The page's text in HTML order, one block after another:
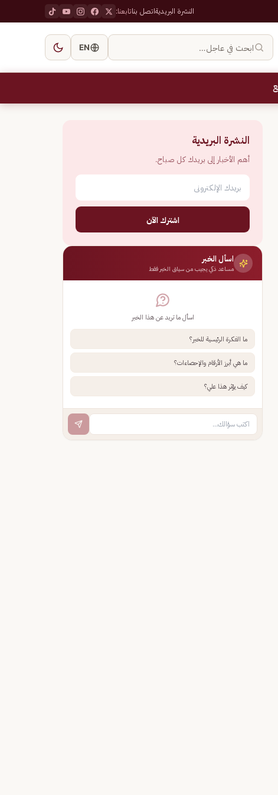
النشرة البريديةاتصل بناتابعنا:
ابحث في عاجل… EN
النشرة البريدية
أهم الأخبار إلى بريدك كل صباح.
اشترك الآن
اسأل الخبر
مساعد ذكي يجيب من سياق الخبر فقط
اسأل ما تريد عن هذا الخبر
ما الفكرة الرئيسية للخبر؟
ما هي أبرز الأرقام والإحصاءات؟
كيف يؤثر هذا علي؟